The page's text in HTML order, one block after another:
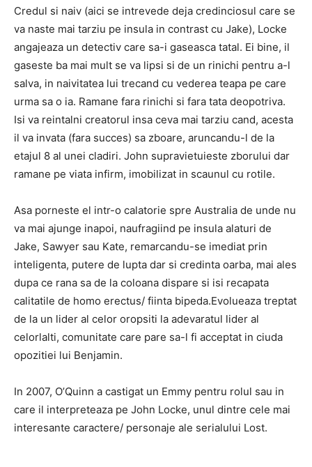
Credul si naiv (aici se intrevede deja credinciosul care se
va naste mai tarziu pe insula in contrast cu Jake), Locke
angajeaza un detectiv care sa-i gaseasca tatal. Ei bine, il
gaseste ba mai mult se va lipsi si de un rinichi pentru a-l
salva, in naivitatea lui trecand cu vederea teapa pe care
urma sa o ia. Ramane fara rinichi si fara tata deopotriva.
Isi va reintalni creatorul insa ceva mai tarziu cand, acesta
il va invata (fara succes) sa zboare, aruncandu-l de la
etajul 8 al unei cladiri. John supravietuieste zborului dar
ramane pe viata infirm, imobilizat in scaunul cu rotile.
Asa porneste el intr-o calatorie spre Australia de unde nu
va mai ajunge inapoi, naufragiind pe insula alaturi de
Jake, Sawyer sau Kate, remarcandu-se imediat prin
inteligenta, putere de lupta dar si credinta oarba, mai ales
dupa ce rana sa de la coloana dispare si isi recapata
calitatile de homo erectus/ fiinta bipeda.Evolueaza treptat
de la un lider al celor oropsiti la adevaratul lider al
celorlalti, comunitate care pare sa-l fi acceptat in ciuda
opozitiei lui Benjamin.
In 2007, O’Quinn a castigat un Emmy pentru rolul sau in
care il interpreteaza pe John Locke, unul dintre cele mai
interesante caractere/ personaje ale serialului Lost.